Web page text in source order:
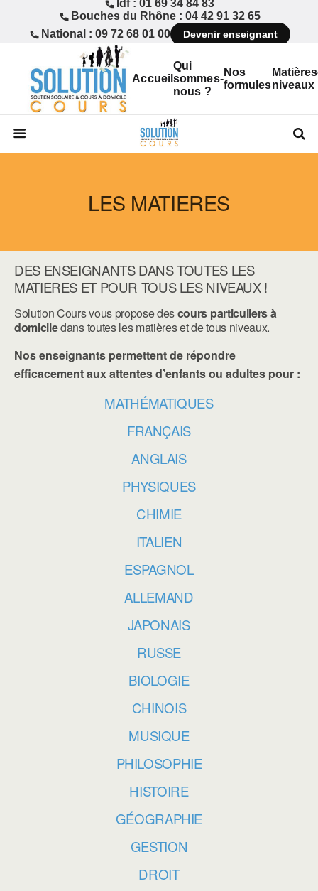
Idf : 01 69 34 84 83
Bouches du Rhône : 04 42 91 32 65
National : 09 72 68 01 00
Devenir enseignant
Accueil
Qui
sommes-
nous ?
Nos
formulesniveaux
LES MATIERES
DES ENSEIGNANTS DANS TOUTES LES
MATIERES ET POUR TOUS LES NIVEAUX !
Solution Cours vous propose descours particuliers à
domiciledans toutes les matières et de tous niveaux.
Nos enseignants permettent de répondre
efficacement aux attentes d’enfants ou adultes pour :
MATHÉMATIQUES
FRANÇAIS
ANGLAIS
PHYSIQUES
CHIMIE
ITALIEN
ESPAGNOL
ALLEMAND
JAPONAIS
RUSSE
BIOLOGIE
CHINOIS
MUSIQUE
PHILOSOPHIE
HISTOIRE
GÉOGRAPHIE
GESTION
DROIT